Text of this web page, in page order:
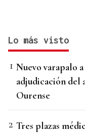
Lo más visto
Nuevo varapalo
adjudicación del
Ourense
Tres plazas